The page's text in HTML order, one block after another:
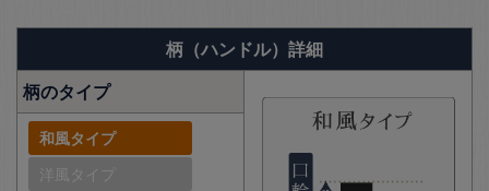
柄（ハンドル）詳細
柄のタイプ
和風タイプ
洋風タイプ